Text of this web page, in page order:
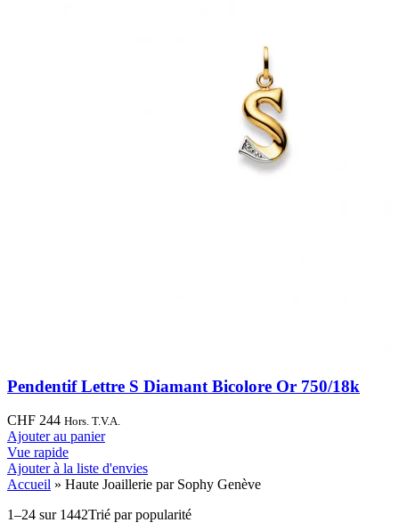
Pendentif Lettre S Diamant Bicolore Or 750/18k
CHF 244 Hors. T.V.A.
Ajouter au panier
Vue rapide
Ajouter à la liste d'envies
Accueil » Haute Joaillerie par Sophy Genève
1–24 sur 1442Trié par popularité